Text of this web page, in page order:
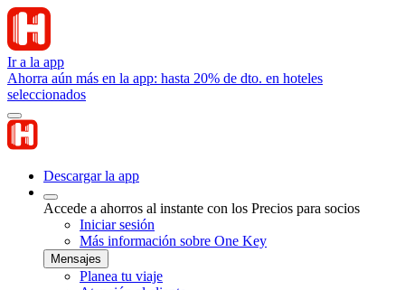
Ir a la app
Ahorra aún más en la app: hasta 20% de dto. en hoteles
seleccionados
Descargar la app
Accede a ahorros al instante con los Precios para socios
Iniciar sesión
Más información sobre One Key
Mensajes
Planea tu viaje